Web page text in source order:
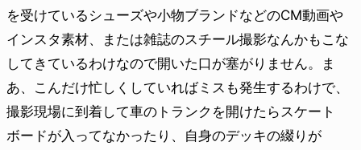
を受けているシューズや小物ブランドなどのCM動画や
インスタ素材、または雑誌のスチール撮影なんかもこな
してきているわけなので開いた口が塞がりません。ま
あ、こんだけ忙しくしていればミスも発生するわけで、
撮影現場に到着して車のトランクを開けたらスケート
ボードが入ってなかったり、自身のデッキの綴りが